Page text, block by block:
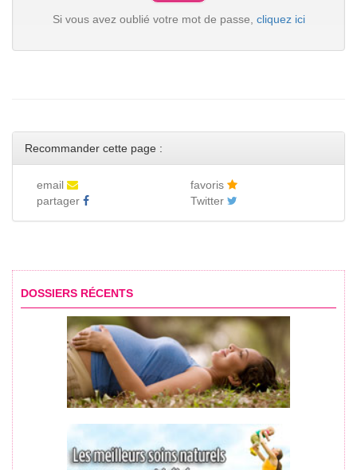
Si vous avez oublié votre mot de passe, cliquez ici
Recommander cette page :
email
favoris
partager
Twitter
DOSSIERS RÉCENTS